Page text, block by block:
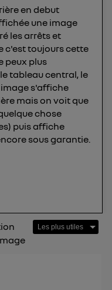
en debut
une image
les arrêts et
c'est toujours cette
peux plus
tableau central, le
s'affiche
mais on voit que
chose
puis affiche
sous garantie.
votre opérateur
IP et une référence
votre numéro de
connexion
utilisant la
se verront
En général :
personnalisation sera basée
ayant consentis.
sera basée
du mobile.
retirer ce
les données